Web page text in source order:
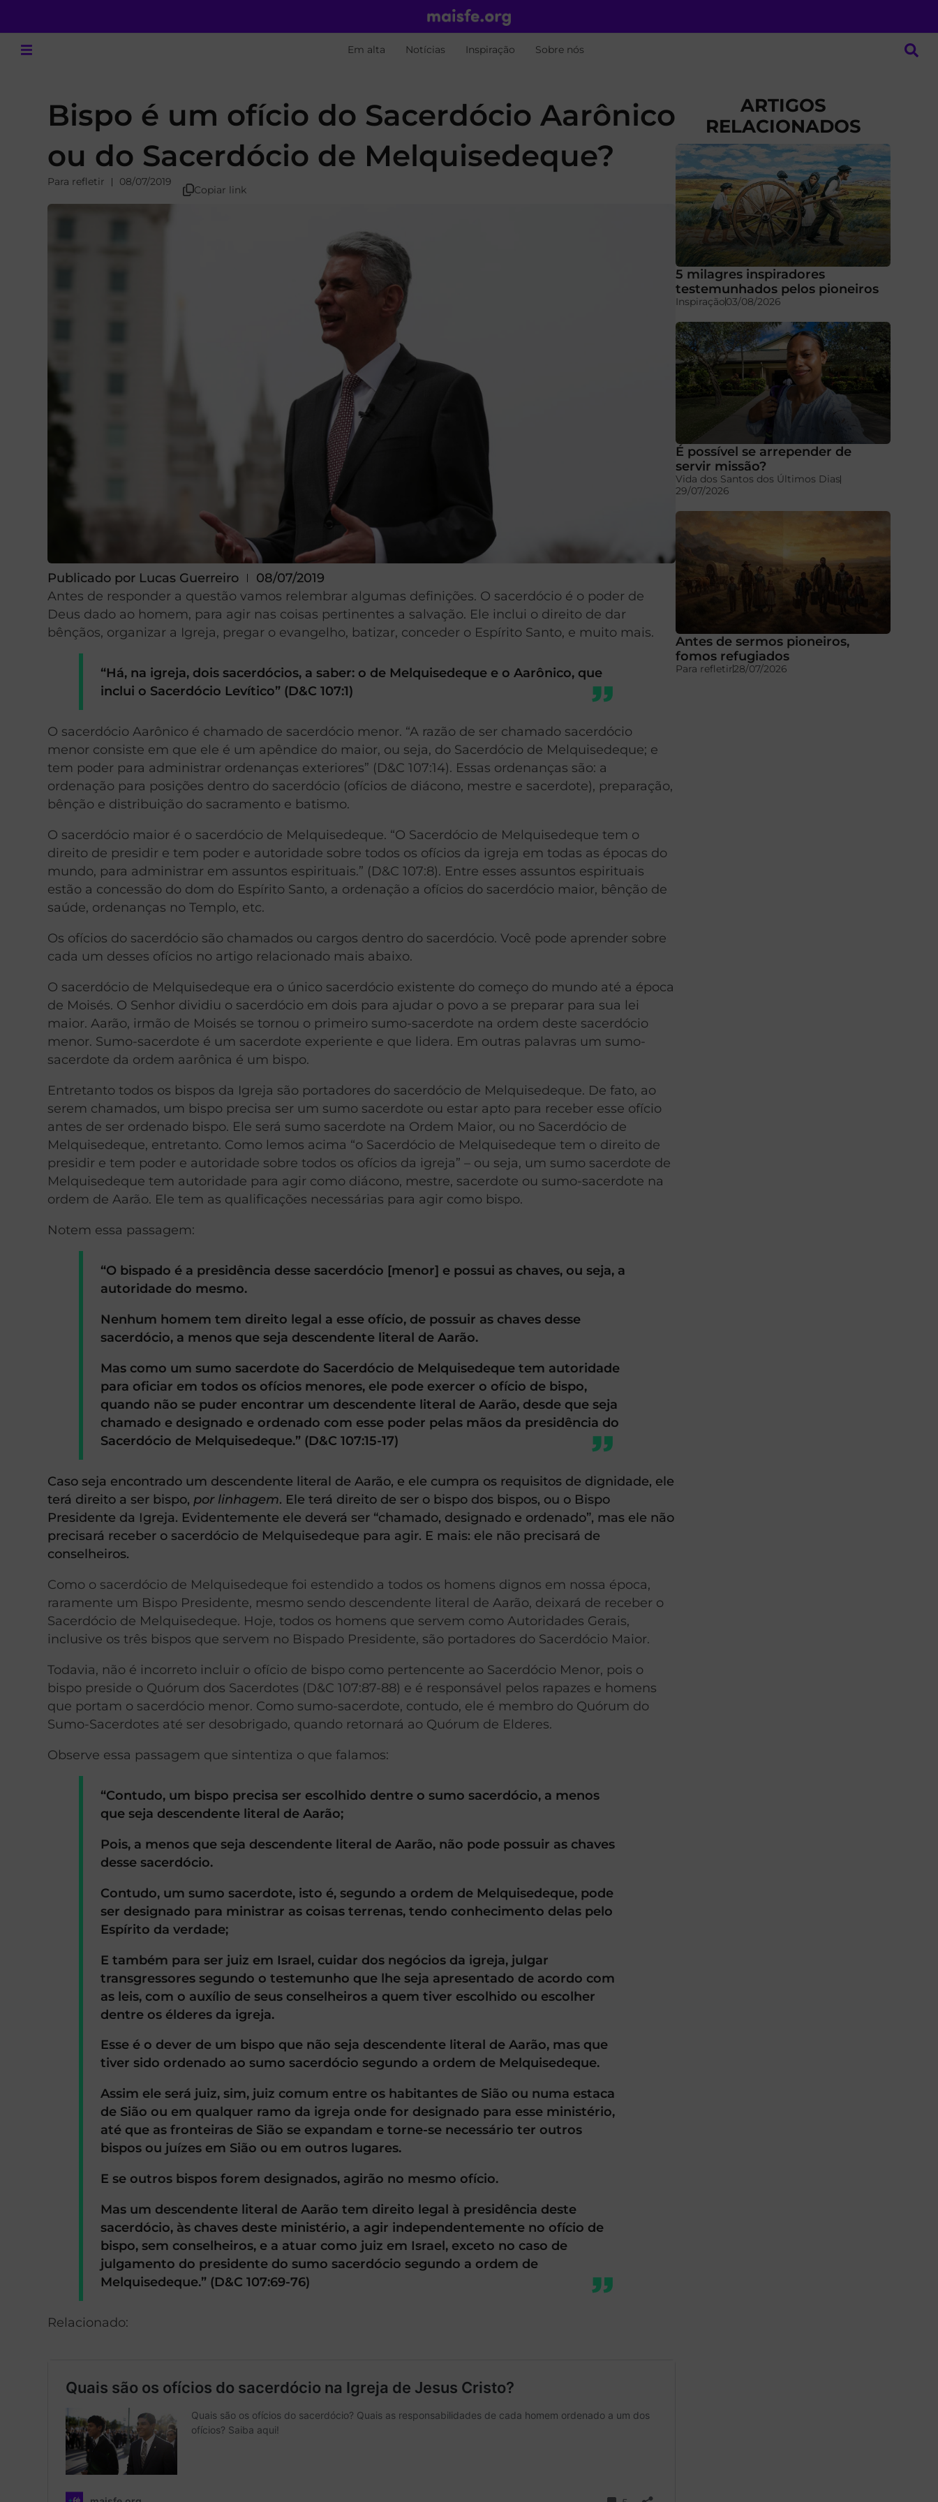
Em alta Notícias Inspiração Sobre nós
Bispo é um ofício do Sacerdócio Aarônico
ou do Sacerdócio de Melquisedeque?
Para refletir 08/07/2019
Copiar link
Publicado por Lucas Guerreiro
08/07/2019
Antes de responder a questão vamos relembrar algumas definições. O sacerdócio é o poder de
Deus dado ao homem, para agir nas coisas pertinentes a salvação. Ele inclui o direito de dar
bênçãos, organizar a Igreja, pregar o evangelho, batizar, conceder o Espírito Santo, e muito mais.
“Há, na igreja, dois sacerdócios, a saber: o de Melquisedeque e o Aarônico, que
inclui o Sacerdócio Levítico” (D&C 107:1)
O sacerdócio Aarônico é chamado de sacerdócio menor. “A razão de ser chamado sacerdócio
menor consiste em que ele é um apêndice do maior, ou seja, do Sacerdócio de Melquisedeque; e
tem poder para administrar ordenanças exteriores” (D&C 107:14). Essas ordenanças são: a
ordenação para posições dentro do sacerdócio (ofícios de diácono, mestre e sacerdote), preparação,
bênção e distribuição do sacramento e batismo.
O sacerdócio maior é o sacerdócio de Melquisedeque. “O Sacerdócio de Melquisedeque tem o
direito de presidir e tem poder e autoridade sobre todos os ofícios da igreja em todas as épocas do
mundo, para administrar em assuntos espirituais.” (D&C 107:8). Entre esses assuntos espirituais
estão a concessão do dom do Espírito Santo, a ordenação a ofícios do sacerdócio maior, bênção de
saúde, ordenanças no Templo, etc.
Os ofícios do sacerdócio são chamados ou cargos dentro do sacerdócio. Você pode aprender sobre
cada um desses ofícios no artigo relacionado mais abaixo.
O sacerdócio de Melquisedeque era o único sacerdócio existente do começo do mundo até a época
de Moisés. O Senhor dividiu o sacerdócio em dois para ajudar o povo a se preparar para sua lei
maior. Aarão, irmão de Moisés se tornou o primeiro sumo-sacerdote na ordem deste sacerdócio
menor. Sumo-sacerdote é um sacerdote experiente e que lidera. Em outras palavras um sumo-
sacerdote da ordem aarônica é um bispo.
Entretanto todos os bispos da Igreja são portadores do sacerdócio de Melquisedeque. De fato, ao
serem chamados, um bispo precisa ser um sumo sacerdote ou estar apto para receber esse ofício
antes de ser ordenado bispo. Ele será sumo sacerdote na Ordem Maior, ou no Sacerdócio de
Melquisedeque, entretanto. Como lemos acima “o Sacerdócio de Melquisedeque tem o direito de
presidir e tem poder e autoridade sobre todos os ofícios da igreja” – ou seja, um sumo sacerdote de
Melquisedeque tem autoridade para agir como diácono, mestre, sacerdote ou sumo-sacerdote na
ordem de Aarão. Ele tem as qualificações necessárias para agir como bispo.
Notem essa passagem:
“O bispado é a presidência desse sacerdócio [menor] e possui as chaves, ou seja, a
autoridade do mesmo.
Nenhum homem tem direito legal a esse ofício, de possuir as chaves desse
sacerdócio, a menos que seja descendente literal de Aarão.
Mas como um sumo sacerdote do Sacerdócio de Melquisedeque tem autoridade
para oficiar em todos os ofícios menores, ele pode exercer o ofício de bispo,
quando não se puder encontrar um descendente literal de Aarão, desde que seja
chamado e designado e ordenado com esse poder pelas mãos da presidência do
Sacerdócio de Melquisedeque.” (D&C 107:15-17)
Caso seja encontrado um descendente literal de Aarão, e ele cumpra os requisitos de dignidade, ele
terá direito a ser bispo, por linhagem. Ele terá direito de ser o bispo dos bispos, ou o Bispo
Presidente da Igreja. Evidentemente ele deverá ser “chamado, designado e ordenado”, mas ele não
precisará receber o sacerdócio de Melquisedeque para agir. E mais: ele não precisará de
conselheiros.
Como o sacerdócio de Melquisedeque foi estendido a todos os homens dignos em nossa época,
raramente um Bispo Presidente, mesmo sendo descendente literal de Aarão, deixará de receber o
Sacerdócio de Melquisedeque. Hoje, todos os homens que servem como Autoridades Gerais,
inclusive os três bispos que servem no Bispado Presidente, são portadores do Sacerdócio Maior.
Todavia, não é incorreto incluir o ofício de bispo como pertencente ao Sacerdócio Menor, pois o
bispo preside o Quórum dos Sacerdotes (D&C 107:87-88) e é responsável pelos rapazes e homens
que portam o sacerdócio menor. Como sumo-sacerdote, contudo, ele é membro do Quórum do
Sumo-Sacerdotes até ser desobrigado, quando retornará ao Quórum de Elderes.
Observe essa passagem que sintentiza o que falamos:
“Contudo, um bispo precisa ser escolhido dentre o sumo sacerdócio, a menos
que seja descendente literal de Aarão;
Pois, a menos que seja descendente literal de Aarão, não pode possuir as chaves
desse sacerdócio.
Contudo, um sumo sacerdote, isto é, segundo a ordem de Melquisedeque, pode
ser designado para ministrar as coisas terrenas, tendo conhecimento delas pelo
Espírito da verdade;
E também para ser juiz em Israel, cuidar dos negócios da igreja, julgar
transgressores segundo o testemunho que lhe seja apresentado de acordo com
as leis, com o auxílio de seus conselheiros a quem tiver escolhido ou escolher
dentre os élderes da igreja.
Esse é o dever de um bispo que não seja descendente literal de Aarão, mas que
tiver sido ordenado ao sumo sacerdócio segundo a ordem de Melquisedeque.
Assim ele será juiz, sim, juiz comum entre os habitantes de Sião ou numa estaca
de Sião ou em qualquer ramo da igreja onde for designado para esse ministério,
até que as fronteiras de Sião se expandam e torne-se necessário ter outros
bispos ou juízes em Sião ou em outros lugares.
E se outros bispos forem designados, agirão no mesmo ofício.
Mas um descendente literal de Aarão tem direito legal à presidência deste
sacerdócio, às chaves deste ministério, a agir independentemente no ofício de
bispo, sem conselheiros, e a atuar como juiz em Israel, exceto no caso de
julgamento do presidente do sumo sacerdócio segundo a ordem de
Melquisedeque.” (D&C 107:69-76)
Relacionado:
ARTIGOS
RELACIONADOS
5 milagres inspiradores
testemunhados pelos pioneiros
Inspiração03/08/2026
É possível se arrepender de
servir missão?
Vida dos Santos dos Últimos Dias
29/07/2026
Antes de sermos pioneiros,
fomos refugiados
Para refletir28/07/2026